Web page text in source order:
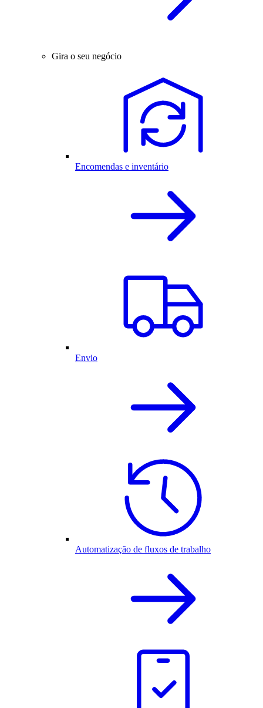
Gira o seu negócio
Encomendas e inventário
Envio
Automatização de fluxos de trabalho